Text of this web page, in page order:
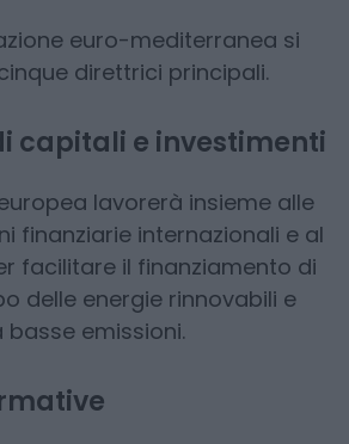
euro-mediterranea si
direttrici principali.
capitali e investimenti
lavorerà insieme alle
finanziarie internazionali e al
facilitare il finanziamento di
delle energie rinnovabili e
emissioni.